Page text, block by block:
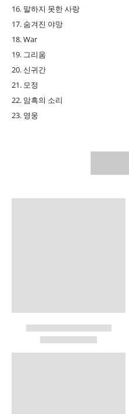
16. 말하지 못한 사랑
17. 숨겨진 야망
18. War
19. 그리움
20. 신귀간
21. 모정
22. 암흑의 소리
23. 영웅